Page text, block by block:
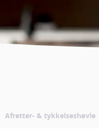
Afretter- & tykkelseshøvle